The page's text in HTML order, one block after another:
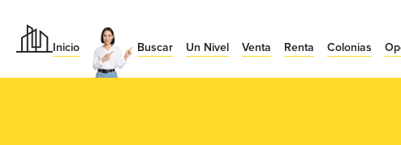
Inicio Buscar Un Nivel Venta Renta Colonias